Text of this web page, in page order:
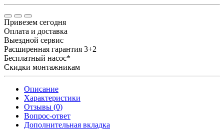
Привезем сегодня
Оплата и доставка
Выездной сервис
Расширенная гарантия 3+2
Бесплатный насос*
Скидки монтажникам
Описание
Характеристики
Отзывы (0)
Вопрос-ответ
Дополнительная вкладка